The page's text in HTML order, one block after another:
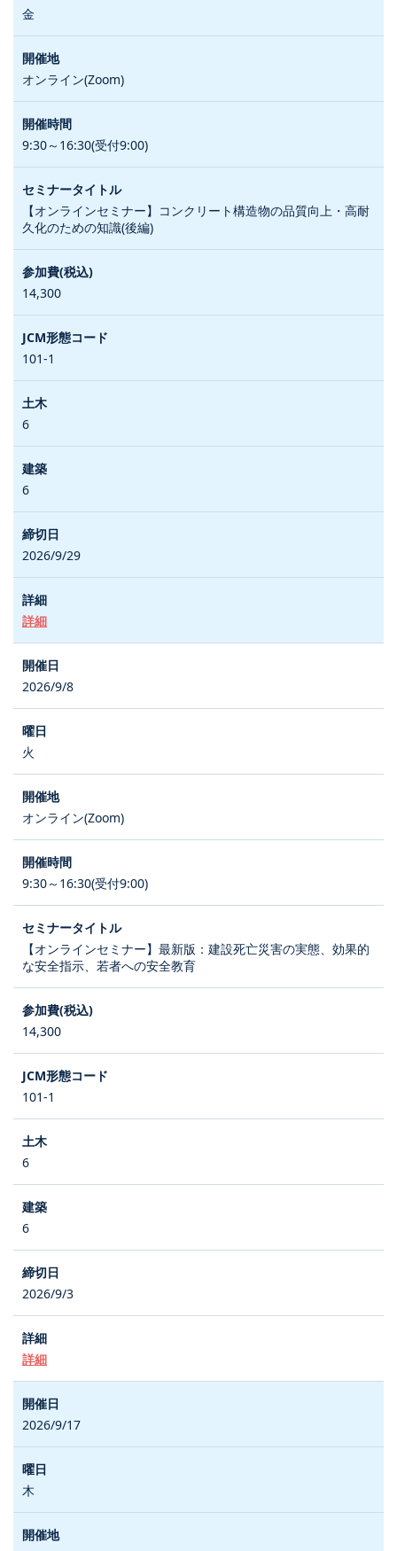
金
オンライン(Zoom)
9:30～16:30(受付9:00)
【オンラインセミナー】コンクリート構造物の品質向上・高耐
久化のための知識(後編)
14,300
101-1
6
6
2026/9/29
詳細
2026/9/8
火
オンライン(Zoom)
9:30～16:30(受付9:00)
【オンラインセミナー】最新版：建設死亡災害の実態、効果的
な安全指示、若者への安全教育
14,300
101-1
6
6
2026/9/3
詳細
2026/9/17
木